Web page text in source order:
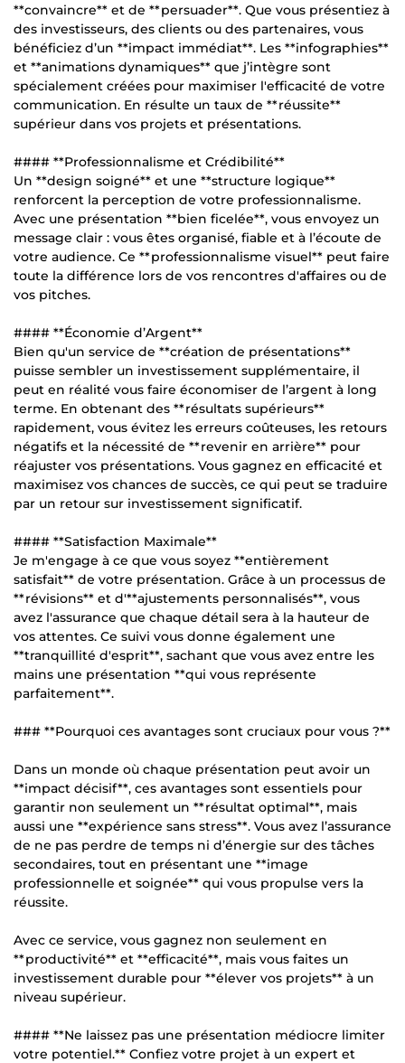
**convaincre** et de **persuader**. Que vous présentiez à
des investisseurs, des clients ou des partenaires, vous
bénéficiez d’un **impact immédiat**. Les **infographies**
et **animations dynamiques** que j’intègre sont
spécialement créées pour maximiser l'efficacité de votre
communication. En résulte un taux de **réussite**
supérieur dans vos projets et présentations.
#### **Professionnalisme et Crédibilité**
Un **design soigné** et une **structure logique**
renforcent la perception de votre professionnalisme.
Avec une présentation **bien ficelée**, vous envoyez un
message clair : vous êtes organisé, fiable et à l’écoute de
votre audience. Ce **professionnalisme visuel** peut faire
toute la différence lors de vos rencontres d'affaires ou de
vos pitches.
#### **Économie d’Argent**
Bien qu'un service de **création de présentations**
puisse sembler un investissement supplémentaire, il
peut en réalité vous faire économiser de l’argent à long
terme. En obtenant des **résultats supérieurs**
rapidement, vous évitez les erreurs coûteuses, les retours
négatifs et la nécessité de **revenir en arrière** pour
réajuster vos présentations. Vous gagnez en efficacité et
maximisez vos chances de succès, ce qui peut se traduire
par un retour sur investissement significatif.
#### **Satisfaction Maximale**
Je m'engage à ce que vous soyez **entièrement
satisfait** de votre présentation. Grâce à un processus de
**révisions** et d'**ajustements personnalisés**, vous
avez l'assurance que chaque détail sera à la hauteur de
vos attentes. Ce suivi vous donne également une
**tranquillité d'esprit**, sachant que vous avez entre les
mains une présentation **qui vous représente
parfaitement**.
### **Pourquoi ces avantages sont cruciaux pour vous ?**
Dans un monde où chaque présentation peut avoir un
**impact décisif**, ces avantages sont essentiels pour
garantir non seulement un **résultat optimal**, mais
aussi une **expérience sans stress**. Vous avez l’assurance
de ne pas perdre de temps ni d’énergie sur des tâches
secondaires, tout en présentant une **image
professionnelle et soignée** qui vous propulse vers la
réussite.
Avec ce service, vous gagnez non seulement en
**productivité** et **efficacité**, mais vous faites un
investissement durable pour **élever vos projets** à un
niveau supérieur.
#### **Ne laissez pas une présentation médiocre limiter
votre potentiel.** Confiez votre projet à un expert et